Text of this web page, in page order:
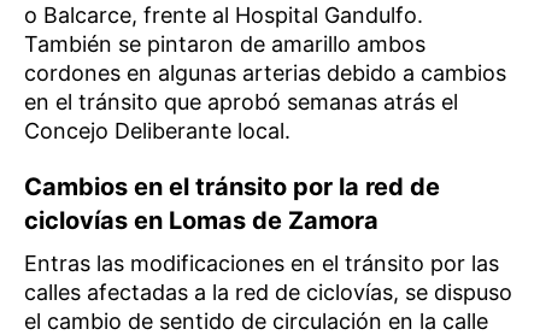
o Balcarce, frente al Hospital Gandulfo.
También se pintaron de amarillo ambos
cordones en algunas arterias debido a cambios
en el tránsito que aprobó semanas atrás el
Concejo Deliberante local.
Cambios en el tránsito por la red de
ciclovías en Lomas de Zamora
Entras las modificaciones en el tránsito por las
calles afectadas a la red de ciclovías, se dispuso
el cambio de sentido de circulación en la calle